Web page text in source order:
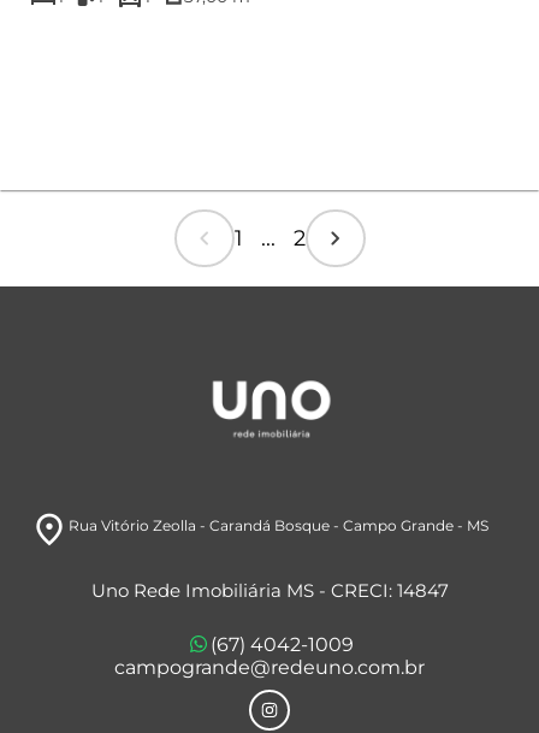
chevron_left 1 ... 2 chevron_right
room Rua Vitório Zeolla - Carandá Bosque- Campo Grande- MS
Uno Rede Imobiliária MS - CRECI: 14847
(67) 4042-1009
campogrande@redeuno.com.br